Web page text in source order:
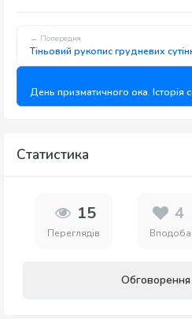
← Попередня
Тіньовий рукопис грудневих
День призматичного ока.
Статистика
15
Переглядів
4